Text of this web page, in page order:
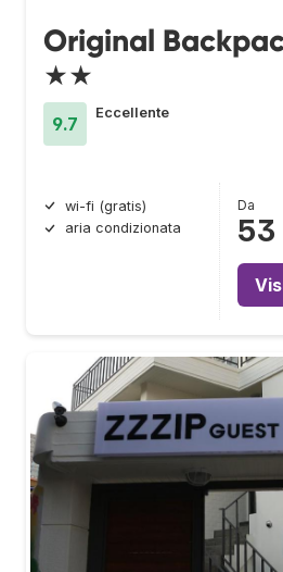
Original
★★
9.7
Eccellente
wi-fi (gratis)
aria condizionata
Da
53